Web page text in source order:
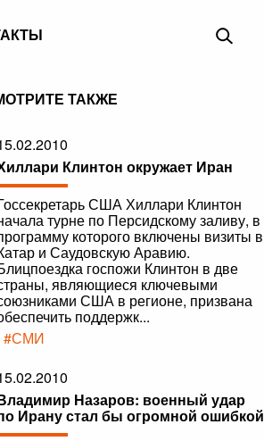
ТАКЖЕ
Клинтон окружает Иран
США Хиллари Клинтон
турне по Персидскому заливу, в
которого включены визиты в
и Саудовскую Аравию.
госпожи Клинтон в две
являющиеся ключевыми
США в регионе, призвана
поддержк...
#СМИ
Назаров: военный удар
Ирану стал бы огромной ошибкой